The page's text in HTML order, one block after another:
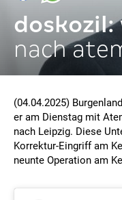
nach
(04.04.2025)
er am Dienstag mit
nach Leipzig. Diese
Korrektur-Eingriff am
neunte Operation am